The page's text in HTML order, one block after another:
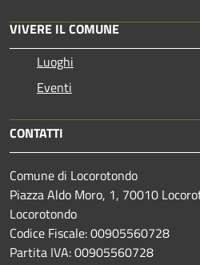
VIVERE IL COMUNE
Luoghi
Eventi
CONTATTI
Comune di Locorotondo
Piazza Aldo Moro, 1, 70010
Locorotondo
Codice Fiscale: 00905560728
Partita IVA: 00905560728